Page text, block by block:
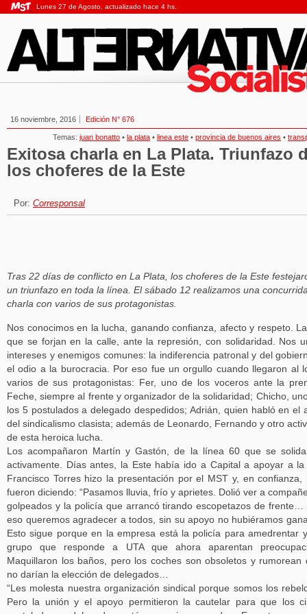
Lunes 27 de Agosto, actualizado hace 4 hs.
16 noviembre, 2016 Edición N° 676
Temas: juan bonatto • la plata • linea este • provincia de buenos aires •
Exitosa charla en La Plata. Triunfazo
los choferes de la Este
Por: Corresponsal
Tras 22 días de conflicto en La Plata, los choferes de la Este
un triunfazo en toda la línea. El sábado 12 realizamos una
charla con varios de sus protagonistas.
Nos conocimos en la lucha, ganando confianza, afecto y respeto.
que se forjan en la calle, ante la represión, con solidaridad. Nos
intereses y enemigos comunes: la indiferencia patronal y del
el odio a la burocracia. Por eso fue un orgullo cuando llegaron al
varios de sus protagonistas: Fer, uno de los voceros ante la
Feche, siempre al frente y organizador de la solidaridad; Chicho,
los 5 postulados a delegado despedidos; Adrián, quien habló en el
del sindicalismo clasista; además de Leonardo, Fernando y otro
de esta heroica lucha.
Los acompañaron Martín y Gastón, de la línea 60 que se
activamente. Días antes, la Este había ido a Capital a apoyar a la
Francisco Torres hizo la presentación por el MST y, en confianza,
fueron diciendo: “Pasamos lluvia, frío y aprietes. Dolió ver a
golpeados y la policía que arrancó tirando escopetazos de frente…
eso queremos agradecer a todos, sin su apoyo no hubiéramos
Esto sigue porque en la empresa está la policía para amedrentar
grupo que responde a UTA que ahora aparentan
Maquillaron los baños, pero los coches son obsoletos y rumorean
no darían la elección de delegados…
“Les molesta nuestra organización sindical porque somos los
Pero la unión y el apoyo permitieron la cautelar para que los